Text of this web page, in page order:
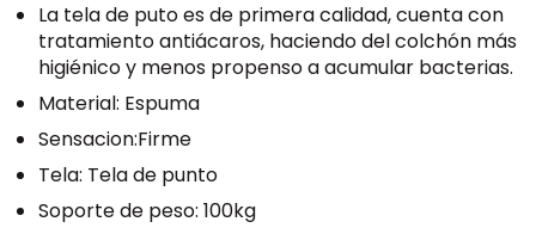
La tela de puto es de primera calidad, cuenta con
tratamiento antiácaros, haciendo del colchón más
higiénico y menos propenso a acumular bacterias.
Material: Espuma
Sensacion:Firme
Tela: Tela de punto
Soporte de peso: 100kg